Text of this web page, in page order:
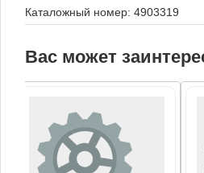
Каталожный номер: 4903319
Вас может